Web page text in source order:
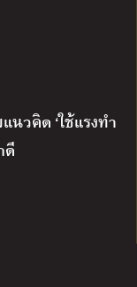
แนวคิด ‘ใช้แรงทำ
ดี